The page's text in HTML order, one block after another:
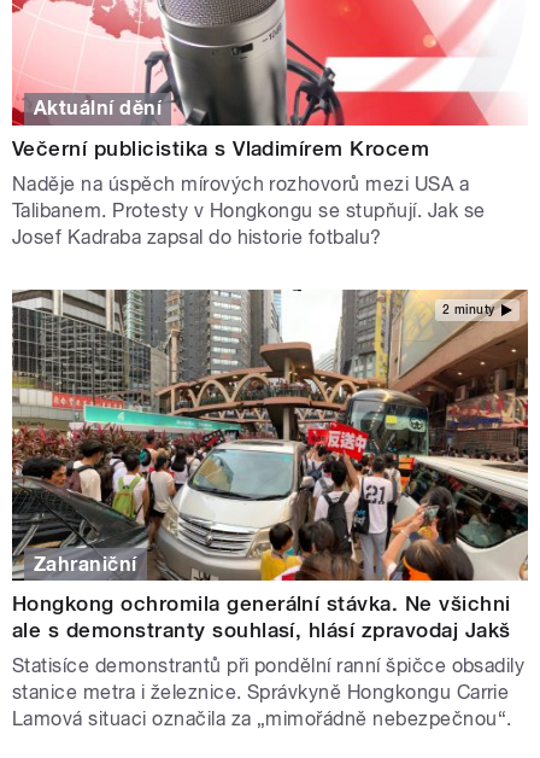
Aktuální dění
Večerní publicistika s Vladimírem Krocem
Naděje na úspěch mírových rozhovorů mezi USA a
Talibanem. Protesty v Hongkongu se stupňují. Jak se
Josef Kadraba zapsal do historie fotbalu?
2 minuty
Zahraniční
Hongkong ochromila generální stávka. Ne všichni
ale s demonstranty souhlasí, hlásí zpravodaj Jakš
Statisíce demonstrantů při pondělní ranní špičce obsadily
stanice metra i železnice. Správkyně Hongkongu Carrie
Lamová situaci označila za „mimořádně nebezpečnou“.